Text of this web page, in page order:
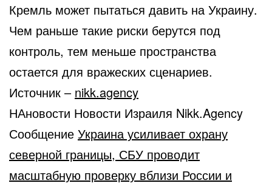
Кремль может пытаться давить на Украину.
Чем раньше такие риски берутся под
контроль, тем меньше пространства
остается для вражеских сценариев.
Источник – nikk.agency
НАновости Новости Израиля Nikk.Agency
Сообщение Украина усиливает охрану
северной границы, СБУ проводит
масштабную проверку вблизи России и